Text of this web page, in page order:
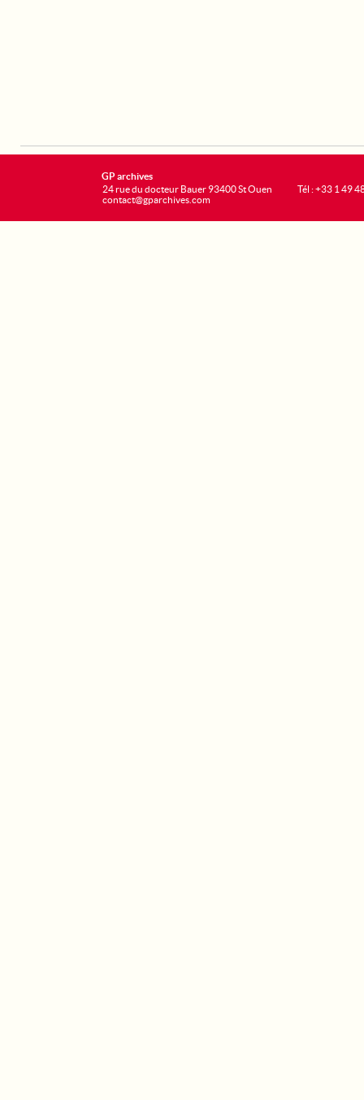
GP archives
24 rue du docteur Bauer 93400 St Ouen
contact@gparchives.com
Tél : +33 1 49